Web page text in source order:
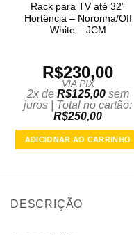
Rack para TV até 32”
Hortência – Noronha/Off
White – JCM
R$230,00
VIA PIX
2x de R$125,00sem
juros | Total no cartão:
R$250,00
ADICIONAR AO CARRINHO
DESCRIÇÃO